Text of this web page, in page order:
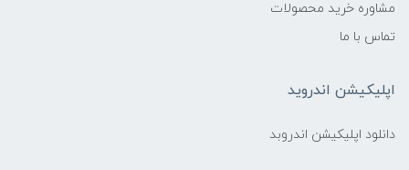
مشاوره خرید محصولات
تماس با ما
اپلیکیشن اندروید
دانلود اپلیکیشن اندروبد